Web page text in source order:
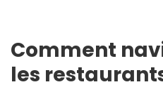
Comment
les